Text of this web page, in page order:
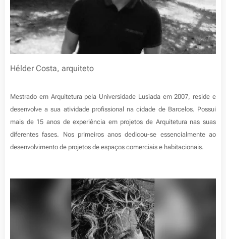
Hélder Costa, arquiteto
Mestrado em Arquitetura pela Universidade Lusíada em 2007, reside e
desenvolve a sua atividade profissional na cidade de Barcelos. Possui
mais de 15 anos de experiência em projetos de Arquitetura nas suas
diferentes fases. Nos primeiros anos dedicou-se essencialmente ao
desenvolvimento de projetos de espaços comerciais e habitacionais.